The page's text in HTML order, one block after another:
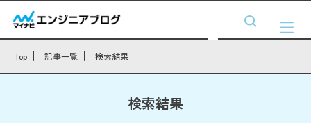
Top 記事一覧 検索結果
検索結果